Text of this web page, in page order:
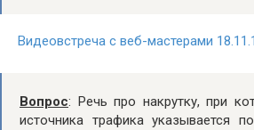
Видеовстреча с веб-мастерами
Вопрос: Речь про накрутку, при
источника трафика указывается